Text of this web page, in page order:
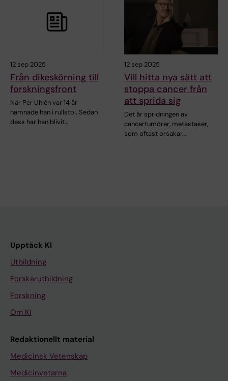
12 sep 2025
Från dikeskörning till
forskningsfront
När Per Uhlén var 14 år
hamnade han i rullstol. Sedan
dess har han blivit…
12 sep 2025
Vill hitta nya sätt att
stoppa cancer från
att sprida sig
Det är spridningen av
cancertumörer, metastaser,
som oftast orsakar…
Upptäck KI
Utbildning
Forskarutbildning
Forskning
Om KI
Redaktionellt material
Medicinsk Vetenskap
Medicinvetarna